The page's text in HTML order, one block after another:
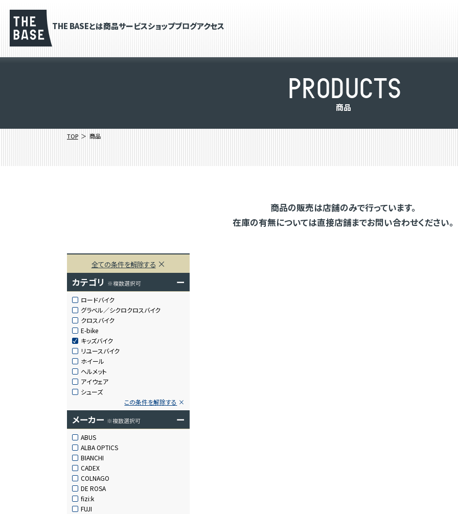
THE BASEとは商品サービスショップブログアクセス
PRODUCTS
商品
TOP 商品
商品の販売は店舗のみで行っています。
在庫の有無については直接店舗までお問い合わせください。
全ての条件を解除する
カテゴリ ※複数選択可 ー
ロードバイク
グラベル／シクロクロスバイク
クロスバイク
E-bike
キッズバイク
リユースバイク
ホイール
ヘルメット
アイウェア
シューズ
この条件を解除する
メーカー ※複数選択可 ー
ABUS
ALBA OPTICS
BIANCHI
CADEX
COLNAGO
DE ROSA
fizi:k
FUJI